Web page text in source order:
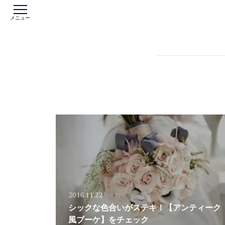
メニュー
2016.11.22
シックな色合いがステキ！【アンティーク
風ブーケ】をチェック